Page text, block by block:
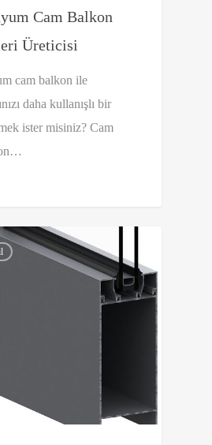
Cam Balkon
Üreticisi
cam balkon ile
daha kullanışlı bir
ister misiniz? Cam
0